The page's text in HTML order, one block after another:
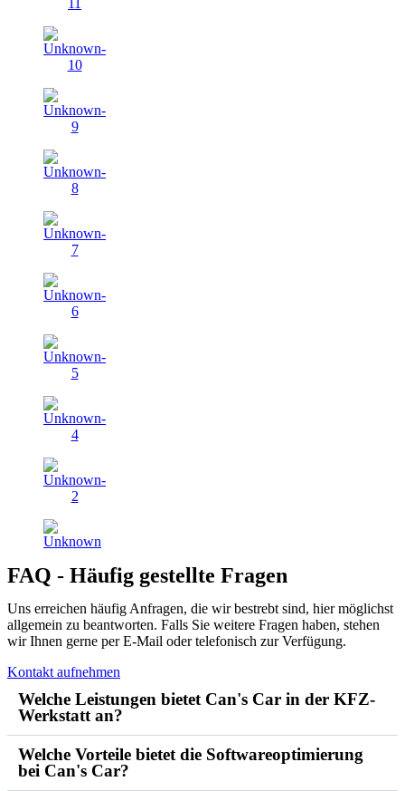
FAQ - Häufig gestellte Fragen
Uns erreichen häufig Anfragen, die wir bestrebt sind, hier möglichst
allgemein zu beantworten. Falls Sie weitere Fragen haben, stehen
wir Ihnen gerne per E-Mail oder telefonisch zur Verfügung.
Kontakt aufnehmen
Welche Leistungen bietet Can's Car in der KFZ-
Werkstatt an?
Welche Vorteile bietet die Softwareoptimierung
bei Can's Car?